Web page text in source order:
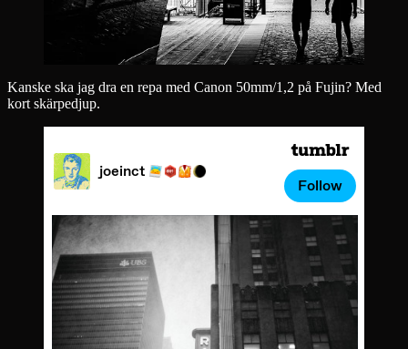
Kanske ska jag dra en repa med Canon 50mm/1,2 på Fujin? Med
kort skärpedjup.